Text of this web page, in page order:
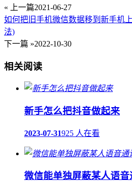
« 上一篇2021-06-27
如何把旧手机微信数据移到新手机
法)
下一篇 »2022-10-30
相关阅读
新手怎么把抖音做起来
2023-07-31925 人在看
微信能单独屏蔽某人语音